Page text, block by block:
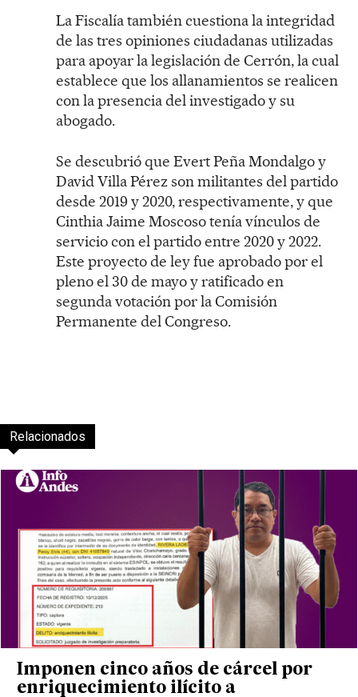
La Fiscalía también cuestiona la integridad
de las tres opiniones ciudadanas utilizadas
para apoyar la legislación de Cerrón, la cual
establece que los allanamientos se realicen
con la presencia del investigado y su
abogado.
Se descubrió que Evert Peña Mondalgo y
David Villa Pérez son militantes del partido
desde 2019 y 2020, respectivamente, y que
Cinthia Jaime Moscoso tenía vínculos de
servicio con el partido entre 2020 y 2022.
Este proyecto de ley fue aprobado por el
pleno el 30 de mayo y ratificado en
segunda votación por la Comisión
Permanente del Congreso.
Relacionados
Imponen cinco años de cárcel por
enriquecimiento ilícito a